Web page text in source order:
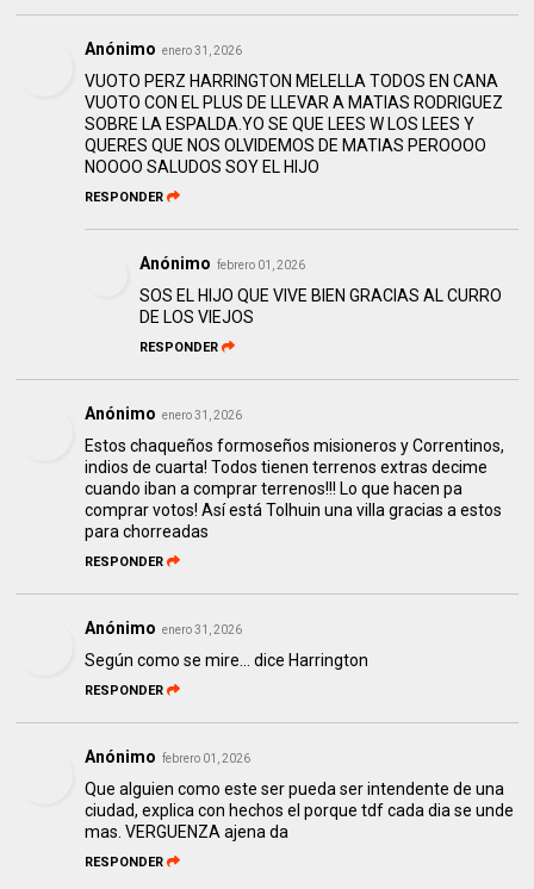
Anónimo enero 31, 2026
VUOTO PERZ HARRINGTON MELELLA TODOS EN CANA
VUOTO CON EL PLUS DE LLEVAR A MATIAS RODRIGUEZ
SOBRE LA ESPALDA.YO SE QUE LEES W LOS LEES Y
QUERES QUE NOS OLVIDEMOS DE MATIAS PEROOOO
NOOOO SALUDOS SOY EL HIJO
RESPONDER
Anónimo febrero 01, 2026
SOS EL HIJO QUE VIVE BIEN GRACIAS AL CURRO
DE LOS VIEJOS
RESPONDER
Anónimo enero 31, 2026
Estos chaqueños formoseños misioneros y Correntinos,
indios de cuarta! Todos tienen terrenos extras decime
cuando iban a comprar terrenos!!! Lo que hacen pa
comprar votos! Así está Tolhuin una villa gracias a estos
para chorreadas
RESPONDER
Anónimo enero 31, 2026
Según como se mire... dice Harrington
RESPONDER
Anónimo febrero 01, 2026
Que alguien como este ser pueda ser intendente de una
ciudad, explica con hechos el porque tdf cada dia se unde
mas. VERGUENZA ajena da
RESPONDER